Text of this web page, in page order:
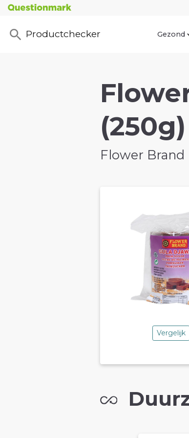
Productchecker Gezond
(250g)
Flower Brand
Vergelijk